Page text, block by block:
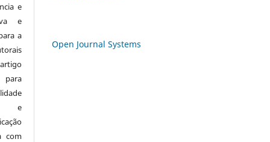
e
e
a
e
com
Open Journal Systems